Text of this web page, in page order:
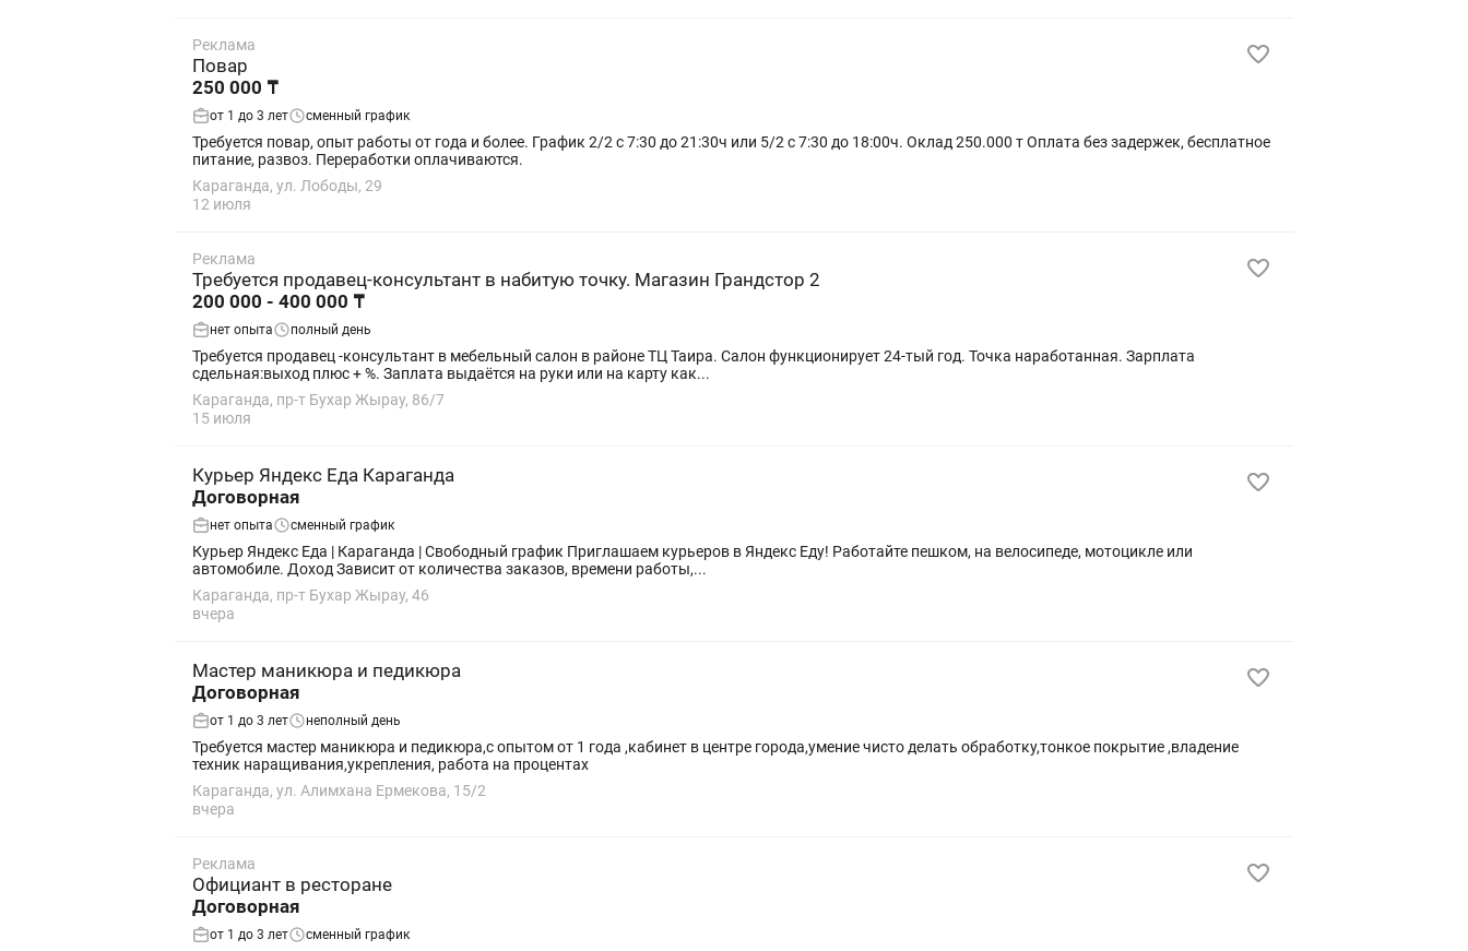
Реклама
Повар
250 000 ₸
от 1 до 3 лет сменный график
Требуется повар, опыт работы от года и более. График 2/2 с 7:30 до 21:30ч или 5/2 с 7:30 до 18:00ч. Оклад 250.000 т Оплата без задержек, бесплатное
питание, развоз. Переработки оплачиваются.
Караганда, ул. Лободы, 29
12 июля
Реклама
Требуется продавец-консультант в набитую точку. Магазин Грандстор 2
200 000 - 400 000 ₸
нет опыта полный день
Требуется продавец -консультант в мебельный салон в районе ТЦ Таира. Салон функционирует 24-тый год. Точка наработанная. Зарплата
сдельная:выход плюс + %. Заплата выдаётся на руки или на карту как...
Караганда, пр-т Бухар Жырау, 86/7
15 июля
Курьер Яндекс Еда Караганда
Договорная
нет опыта сменный график
Курьер Яндекс Еда | Караганда | Свободный график Приглашаем курьеров в Яндекс Еду! Работайте пешком, на велосипеде, мотоцикле или
автомобиле. Доход Зависит от количества заказов, времени работы,...
Караганда, пр-т Бухар Жырау, 46
вчера
Мастер маникюра и педикюра
Договорная
от 1 до 3 лет неполный день
Требуется мастер маникюра и педикюра,с опытом от 1 года ,кабинет в центре города,умение чисто делать обработку,тонкое покрытие ,владение
техник наращивания,укрепления, работа на процентах
Караганда, ул. Алимхана Ермекова, 15/2
вчера
Реклама
Официант в ресторане
Договорная
от 1 до 3 лет сменный график